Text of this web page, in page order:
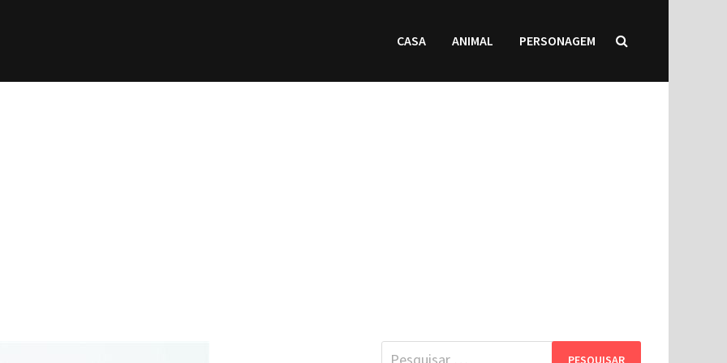
CASA ANIMAL PERSONAGEM
Pesquisar